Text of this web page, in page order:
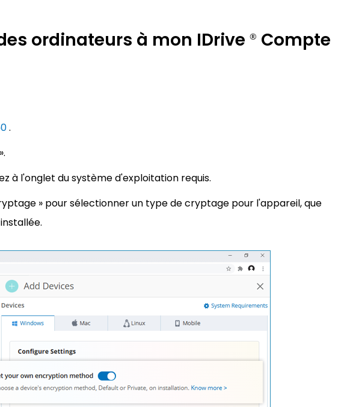
ordinateurs à mon IDrive ® Compte
.
à l'onglet du système d'exploitation requis.
» pour sélectionner un type de cryptage pour l'appareil, que